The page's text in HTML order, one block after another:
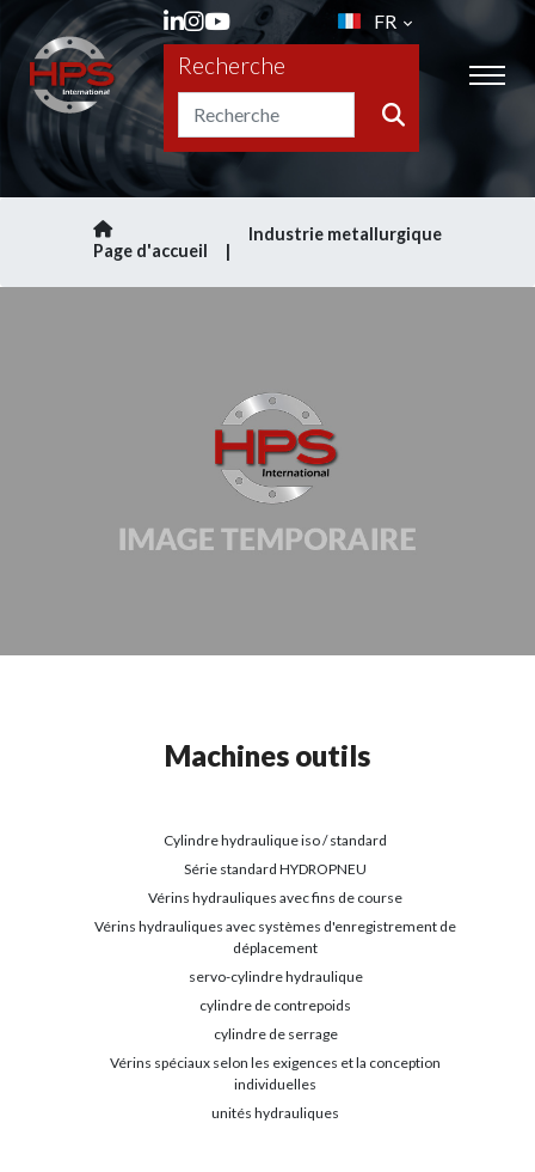
FR
Recherche
Page d'accueil
Industrie metallurgique
Machines outils
Cylindre hydraulique iso / standard
Série standard HYDROPNEU
Vérins hydrauliques avec fins de course
Vérins hydrauliques avec systèmes d'enregistrement de
déplacement
servo-cylindre hydraulique
cylindre de contrepoids
cylindre de serrage
Vérins spéciaux selon les exigences et la conception
individuelles
unités hydrauliques